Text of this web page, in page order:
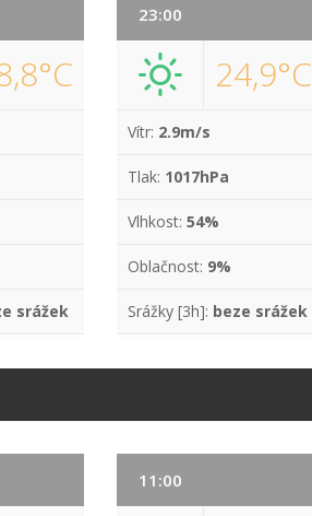
srážek
23:00
24,9°C
Vítr: 2.9m/s
Tlak: 1017hPa
Vlhkost:54%
Oblačnost: 9%
Srážky [3h]: beze srážek
11:00